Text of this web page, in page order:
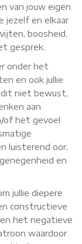
van jouw eigen
jezelf en elkaar
boosheid,
gesprek.
onder het
en ook jullie
dit niet bewust,
aan
of het gevoel
luisterend oor,
en
jullie diepere
constructieve
het negatieve
waardoor